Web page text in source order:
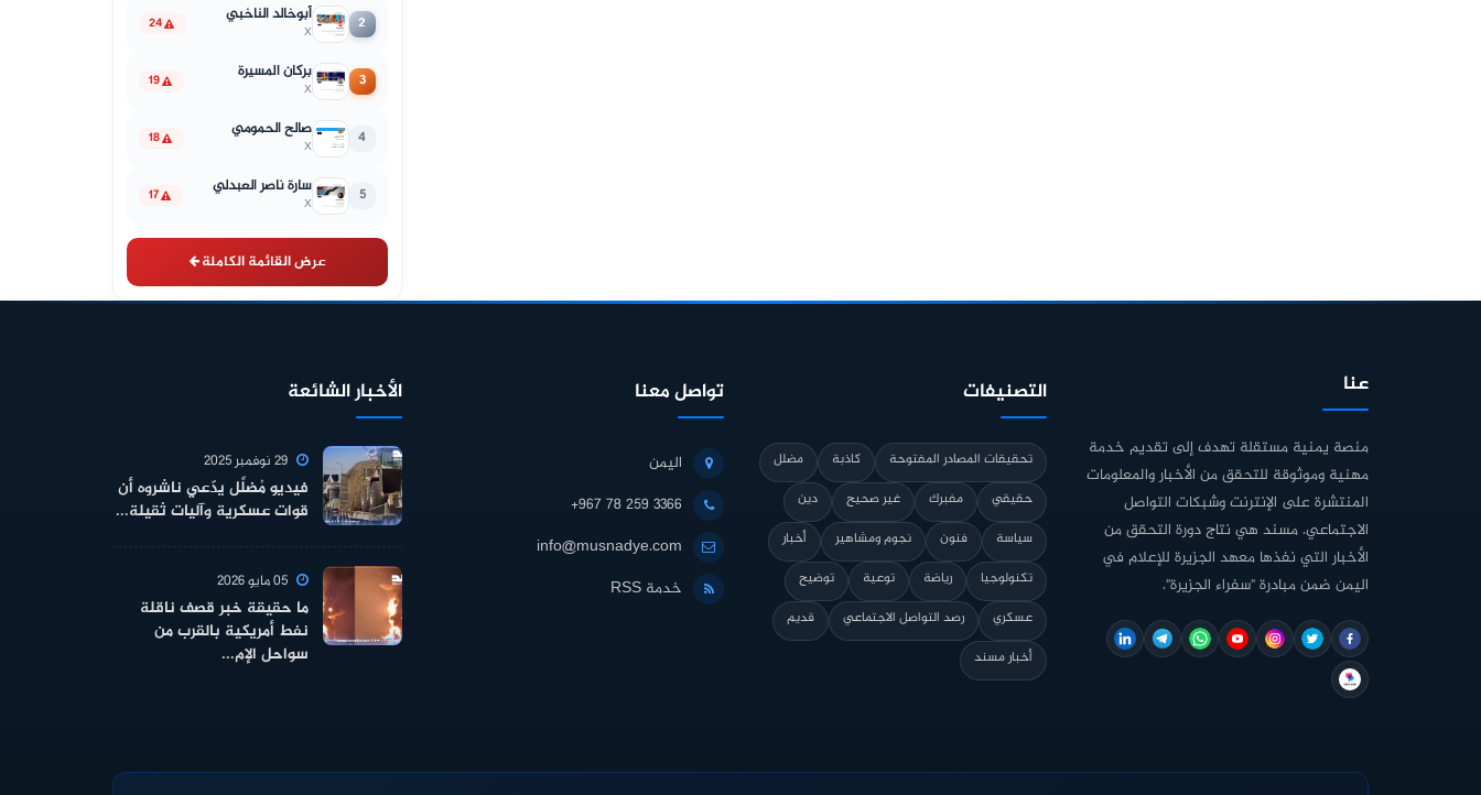
2 أبوخالد الناخبي
X
24
3 بركان المسيرة
X
19
4 صالح الحمومي
X
18
5 سارة ناصر العبدلي
X
17
عرض القائمة الكاملة
عنا
منصة يمنية مستقلة تهدف إلى تقديم خدمة
مهنية وموثوقة للتحقق من الأخبار والمعلومات
المنتشرة على الإنترنت وشبكات التواصل
الاجتماعي. مسند هي نتاج دورة التحقق من
الأخبار التي نفذها معهد الجزيرة للإعلام في
اليمن ضمن مبادرة "سفراء الجزيرة".
التصنيفات
تحقيقات المصادر المفتوحة كاذبة
مضلل
حقيقي
مفبرك غير صحيح
دين
سياسة
فنون نجوم ومشاهير
أخبار
تكنولوجيا
رياضة توعية
توضيح
عسكري
رصد التواصل الاجتماعي
قديم
أخبار مسند
تواصل معنا
اليمن
+967 78 259 3366
info@musnadye.com
خدمة RSS
الأخبار الشائعة
29 نوفمبر 2025
فيديو مُضلِّل يدّعي ناشروه أن
قوات عسكرية وآليات ثقيلة...
05 مايو 2026
ما حقيقة خبر قصف ناقلة
نفط أمريكية بالقرب من
سواحل الإم...